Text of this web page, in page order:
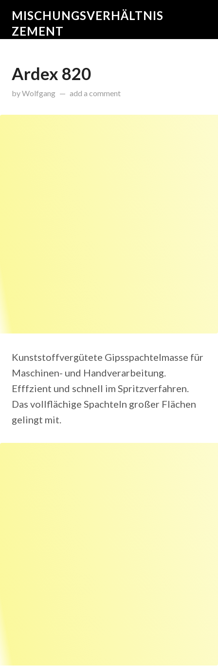
MISCHUNGSVERHÄLTNIS
ZEMENT
Ardex 820
byWolfgang onNovember 11, 2015
add a comment
Kunststoffvergütete Gipsspachtelmasse für
Maschinen- und Handverarbeitung.
Efffzient und schnell im Spritzverfahren.
Das vollflächige Spachteln großer Flächen
gelingt mit.